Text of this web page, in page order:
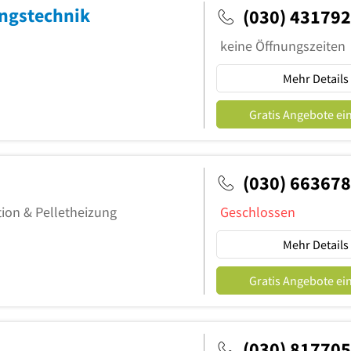
(030)
keine Öffnungszeiten
Mehr Details
Gratis Angebote
& Pelletheizung
(030)
Geschlossen
Mehr Details
Gratis Angebote